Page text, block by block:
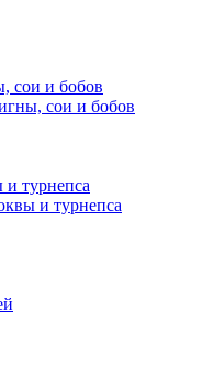
сои и бобов
сои и бобов
турнепса
и турнепса